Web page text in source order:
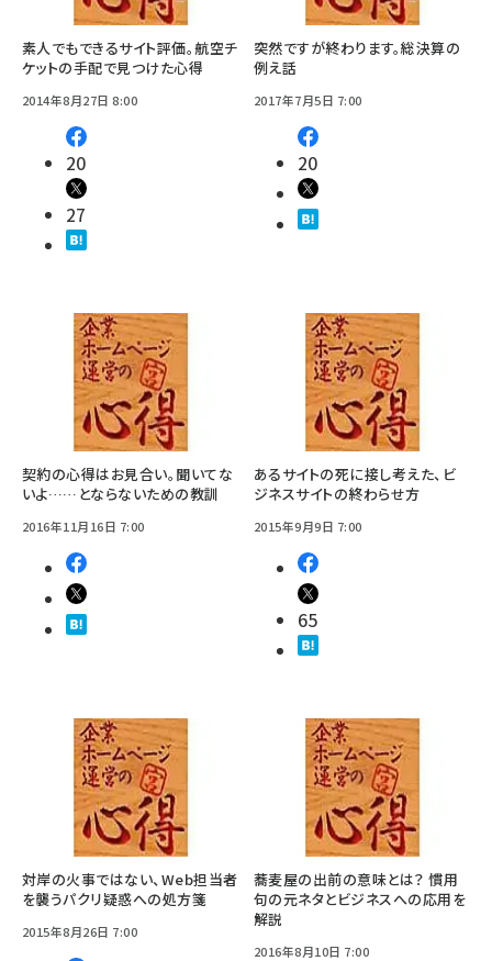
素人でもできるサイト評価。航空チ
ケットの手配で見つけた心得
2014年8月27日 8:00
20
27
突然ですが終わります。総決算の
例え話
2017年7月5日 7:00
20
契約の心得はお見合い。聞いてな
いよ……とならないための教訓
2016年11月16日 7:00
あるサイトの死に接し考えた、ビ
ジネスサイトの終わらせ方
2015年9月9日 7:00
65
対岸の火事ではない、Web担当者
を襲うパクリ疑惑への処方箋
2015年8月26日 7:00
蕎麦屋の出前の意味とは？ 慣用
句の元ネタとビジネスへの応用を
解説
2016年8月10日 7:00